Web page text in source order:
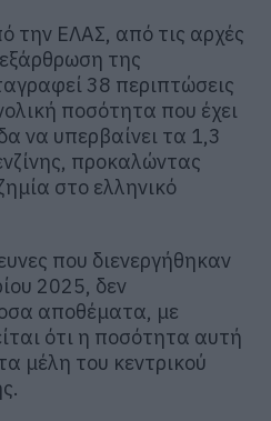
την ΕΛΑΣ, από τις αρχές
της
38 περιπτώσεις
ποσότητα που έχει
να υπερβαίνει τα 1,3
προκαλώντας
στο ελληνικό
που διενεργήθηκαν
2025, δεν
αποθέματα, με
ότι η ποσότητα αυτή
μέλη του κεντρικού